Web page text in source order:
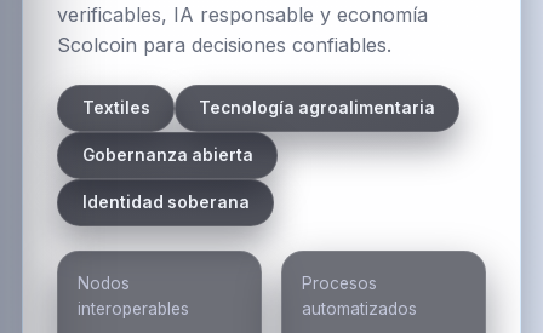
verificables, IA responsable y economía
Scolcoin para decisiones confiables.
Textiles Tecnología agroalimentaria
Gobernanza abierta
Identidad soberana
Nodos
interoperables
Procesos
automatizados